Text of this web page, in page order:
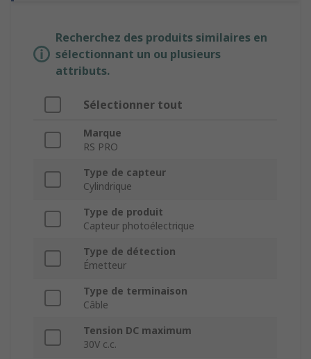
Recherchez des produits similaires en
sélectionnant un ou plusieurs
attributs.
Sélectionner tout
Marque
RS PRO
Type de capteur
Cylindrique
Type de produit
Capteur photoélectrique
Type de détection
Émetteur
Type de terminaison
Câble
Tension DC maximum
30V c.c.